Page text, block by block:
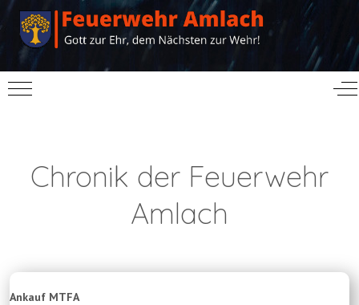
Mobile Menu Toggle
Chronik der Feuerwehr
Amlach
Ankauf MTFA